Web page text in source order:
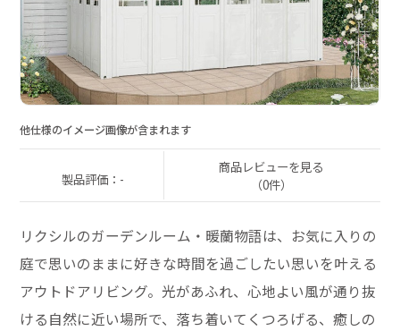
他仕様のイメージ画像が含まれます
製品評価：-
商品レビューを見る
（0件）
リクシルのガーデンルーム・暖蘭物語は、お気に入りの
庭で思いのままに好きな時間を過ごしたい思いを叶える
アウトドアリビング。光があふれ、心地よい風が通り抜
ける自然に近い場所で、落ち着いてくつろげる、癒しの